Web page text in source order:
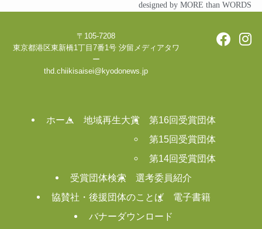
designed by MORE than WORDS
〒105-7208
東京都港区東新橋1丁目7番1号 汐留メディアタワ
ー
thd.chiikisaisei@kyodonews.jp
ホーム 地域再生大賞
第16回受賞団体
第15回受賞団体
第14回受賞団体
受賞団体検索
選考委員紹介
協賛社・後援団体のことば
電子書籍
バナーダウンロード